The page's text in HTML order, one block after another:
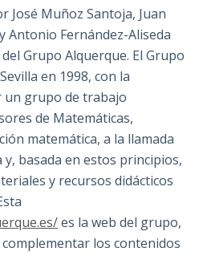
José Muñoz Santoja, Juan
Antonio Fernández-Aliseda
Grupo Alquerque. El Grupo
en 1998, con la
un grupo de trabajo
de Matemáticas,
matemática, a la llamada
basada en estos principios,
y recursos didácticos
es la web del grupo,
los contenidos